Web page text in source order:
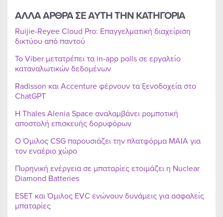
ΑΛΛΑ ΑΡΘΡΑ ΣΕ ΑΥΤΗ ΤΗΝ ΚΑΤΗΓΟΡΙΑ
Ruijie-Reyee Cloud Pro: Επαγγελματική διαχείριση
δικτύου από παντού
Το Viber μετατρέπει τα in-app polls σε εργαλείο
καταναλωτικών δεδομένων
Radisson και Accenture φέρνουν τα ξενοδοχεία στο
ChatGPT
Η Thales Alenia Space αναλαμβάνει ρομποτική
αποστολή επισκευής δορυφόρων
Ο Όμιλος CSG παρουσιάζει την πλατφόρμα MAIA για
τον εναέριο χώρο
Πυρηνική ενέργεια σε μπαταρίες ετοιμάζει η Nuclear
Diamond Batteries
ESET και Όμιλος EVC ενώνουν δυνάμεις για ασφαλείς
μπαταρίες